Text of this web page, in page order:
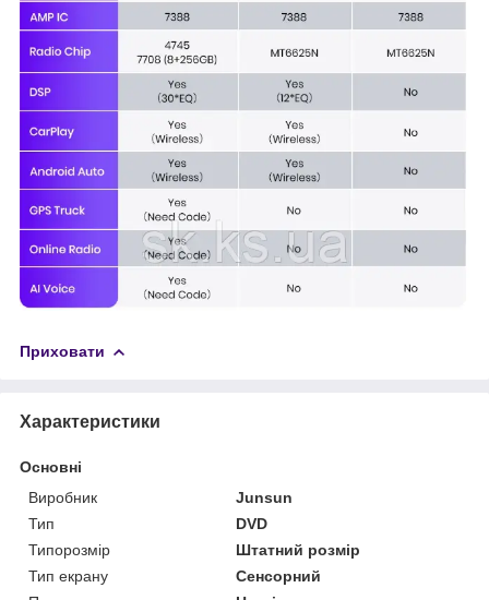
Приховати
Характеристики
Основні
Виробник
Junsun
Тип
DVD
Типорозмір
Штатний розмір
Тип екрану
Сенсорний